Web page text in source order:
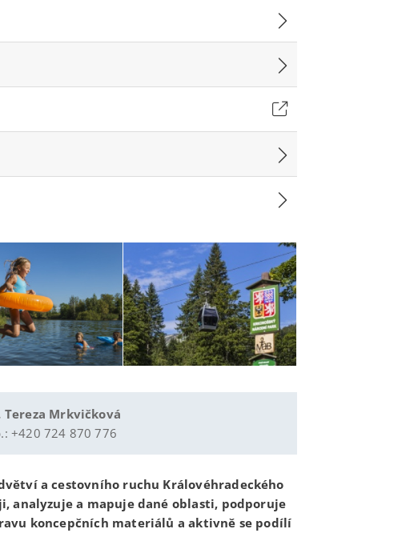
Mrkvičková
+420 724 870 776
a cestovního ruchu Královéhradeckého
analyzuje a mapuje dané oblasti, podporuje
koncepčních materiálů a aktivně se podílí